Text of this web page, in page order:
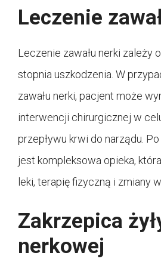
Leczenie
Leczenie zawału nerki zależy
stopnia uszkodzenia. W
zawału nerki, pacjent może
interwencji chirurgicznej w
przepływu krwi do narządu.
jest kompleksowa opieka,
leki, terapię fizyczną i zmiany
Zakrzepica
nerkowej